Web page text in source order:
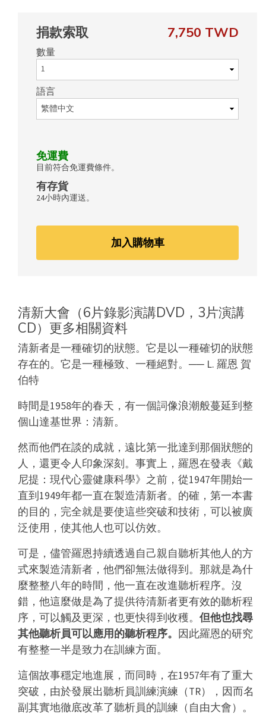
捐款索取 7,750 TWD
數量
語言
免運費
目前符合免運費條件。
有存貨
24小時內運送。
加入購物車
清新大會（6片錄影演講DVD，3片演講
CD）更多相關資料
清新者是一種確切的狀態。 它是以一種確切的狀態
存在的。它是一種極致、一種絕對。 ── L. 羅恩 賀
伯特
時間是1958年的春天，有一個詞像浪潮般蔓延到整
個山達基世界：清新。
然而他們在談的成就，遠比第一批達到那個狀態的
人，還更令人印象深刻。事實上，羅恩在發表《戴
尼提：現代心靈健康科學》之前，從1947年開始一
直到1949年都一直在製造清新者。的確，第一本書
的目的，完全就是要使這些突破和技術，可以被廣
泛使用，使其他人也可以仿效。
可是，儘管羅恩持續透過自己親自聽析其他人的方
式來製造清新者，他們卻無法做得到。那就是為什
麼整整八年的時間，他一直在改進聽析程序。沒
錯，他這麼做是為了提供待清新者更有效的聽析程
序，可以觸及更深，也更快得到收穫。 但他也找尋
其他聽析員可以應用的聽析程序。 因此羅恩的研究
有整整一半是致力在訓練方面。
這個故事穩定地進展，而同時，在1957年有了重大
突破，由於發展出聽析員訓練演練（TR），因而名
副其實地徹底改革了聽析員的訓練（自由大會）。